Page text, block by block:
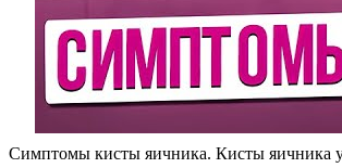
Симптомы кисты яичника. Кисты яичника